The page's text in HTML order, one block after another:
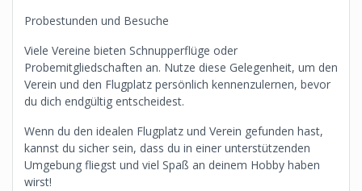
Probestunden und Besuche
Viele Vereine bieten Schnupperflüge oder
Probemitgliedschaften an. Nutze diese Gelegenheit, um den
Verein und den Flugplatz persönlich kennenzulernen, bevor
du dich endgültig entscheidest.
Wenn du den idealen Flugplatz und Verein gefunden hast,
kannst du sicher sein, dass du in einer unterstützenden
Umgebung fliegst und viel Spaß an deinem Hobby haben
wirst!